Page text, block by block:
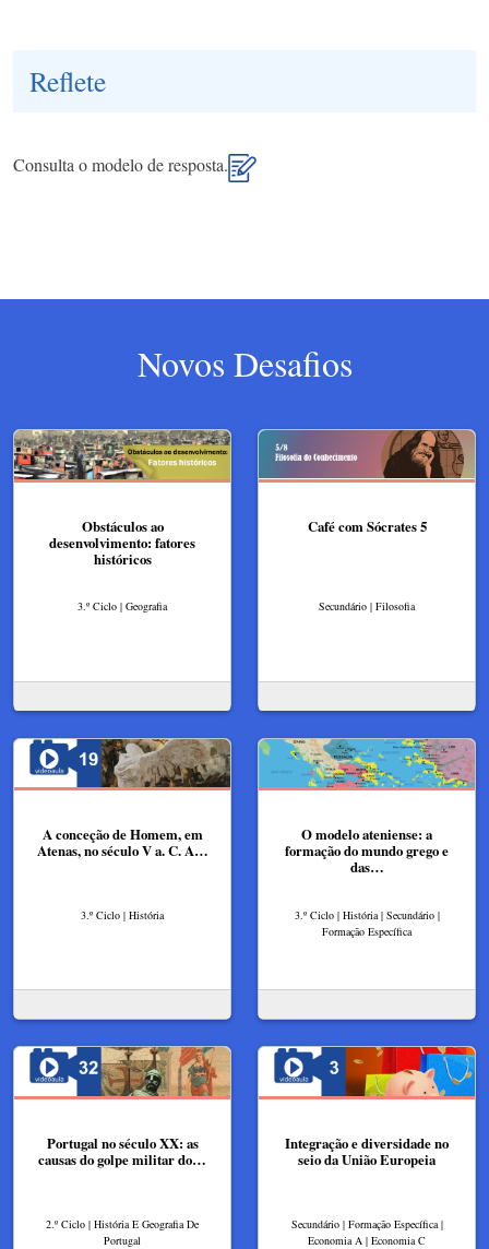
Reflete
Consulta o modelo de resposta.
Novos Desafios
Obstáculos ao
desenvolvimento: fatores
históricos
3.º Ciclo | Geografia
Café com Sócrates 5
Secundário | Filosofia
A conceção de Homem, em
Atenas, no século V a. C. A…
3.º Ciclo | História
O modelo ateniense: a
formação do mundo grego e
das…
3.º Ciclo | História | Secundário |
Formação Específica
Portugal no século XX: as
causas do golpe militar do…
2.º Ciclo | História E Geografia De
Portugal
Integração e diversidade no
seio da União Europeia
Secundário | Formação Específica |
Economia A | Economia C